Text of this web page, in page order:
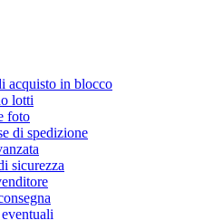
acquisto in blocco
lotti
foto
di spedizione
sicurezza